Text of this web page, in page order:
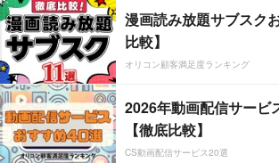
漫画読み放題サブスク
比較】
オリコン顧客満足度ランキング
2026年動画配信サービ
【徹底比較】
CS動画配信サービス20選